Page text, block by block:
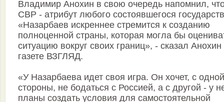
Владимир Анохин в свою очередь напомнил,
СВР - атрибут любого состоявшегося
«Назарбаев искреннее стремится к созданию
полноценной страны, которая могла бы
ситуацию вокруг своих границ», - сказал Анохин
газете ВЗГЛЯД.
«У Назарбаева идет своя игра. Он хочет, с одной
стороны, не бодаться с Россией, а с другой - у
планы создать условия для самостоятельной